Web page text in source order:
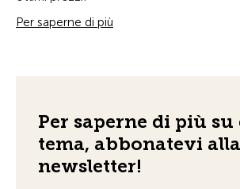
Per saperne di più